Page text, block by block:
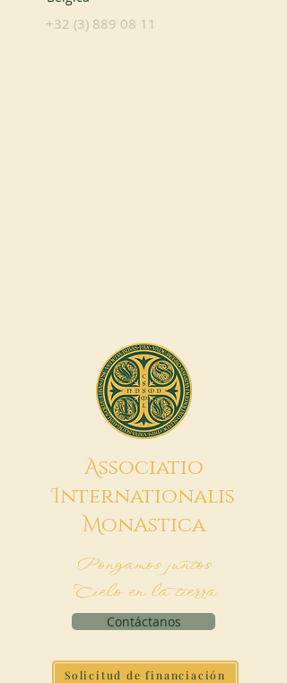
+32 (3) 889 08 11
Associatio
Internationalis
MonAstica
Pongamos juntos
Cielo en la tierra
Contáctanos
Solicitud de financiación